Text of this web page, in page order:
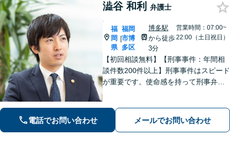
澁谷 和利 弁護士
.
福
岡
県
|
福岡
市博
多区
博多駅
から徒歩
3分
営業時間：07:00~
22:00（土日祝日）
【初回相談無料】【刑事事件：年間相
談件数200件以上】刑事事件はスピード
が重要です。使命感を持って刑事弁護
対応可能：通訳を介さず英語で直接サ
ポート】
電話でお問い合わせ メールでお問い合わせ